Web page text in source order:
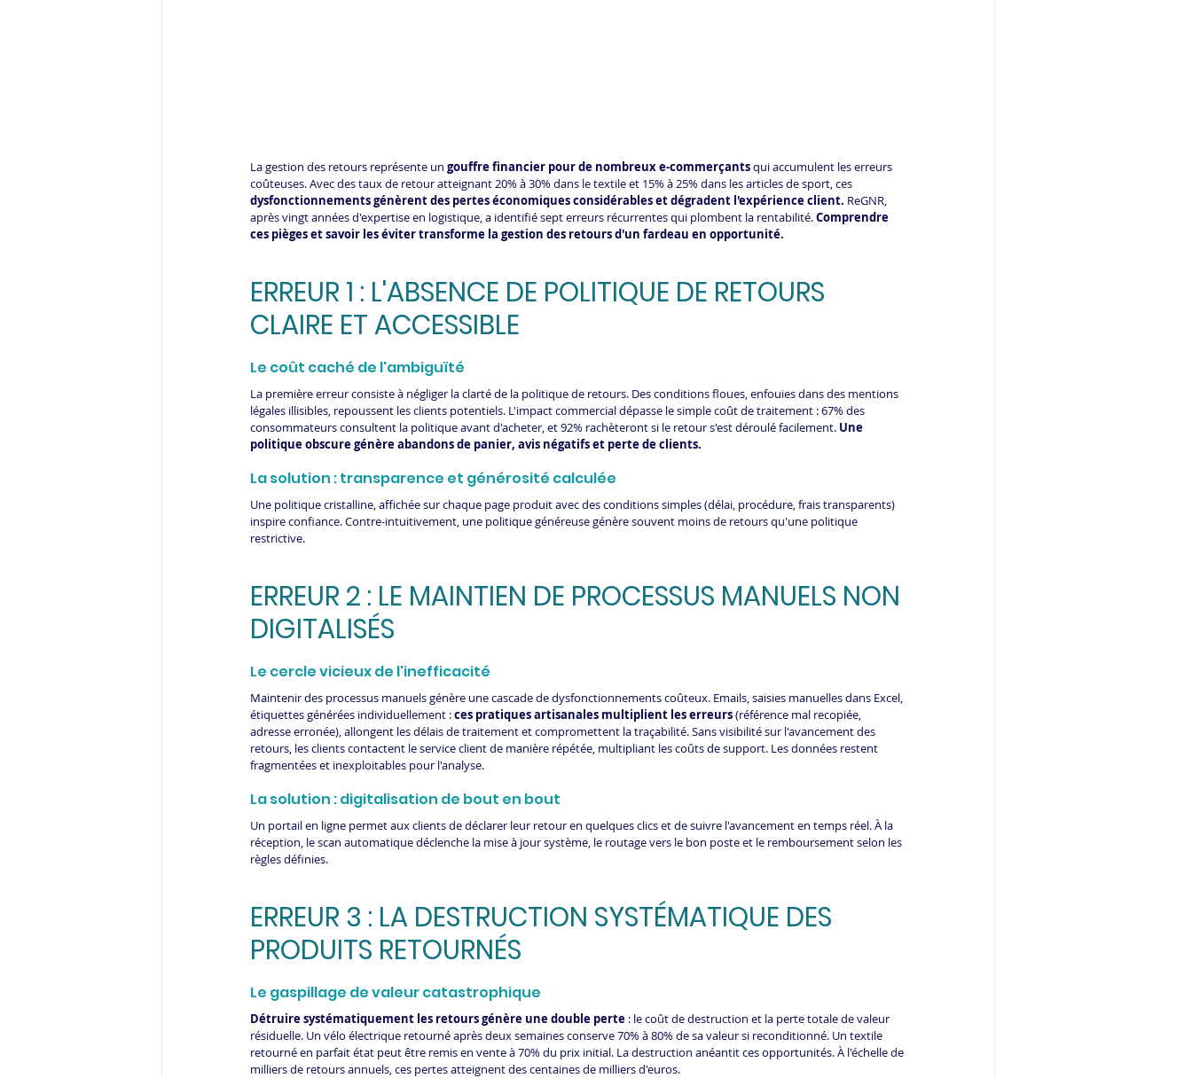
La gestion des retours représente un gouffre financier pour de nombreux e-commerçants qui accumulent les erreurs
coûteuses. Avec des taux de retour atteignant 20% à 30% dans le textile et 15% à 25% dans les articles de sport, ces
dysfonctionnements génèrent des pertes économiques considérables et dégradent l'expérience client. ReGNR,
après vingt années d'expertise en logistique, a identifié sept erreurs récurrentes qui plombent la rentabilité. Comprendre
ces pièges et savoir les éviter transforme la gestion des retours d'un fardeau en opportunité.
ERREUR 1 : L'ABSENCE DE POLITIQUE DE RETOURS
CLAIRE ET ACCESSIBLE
Le coût caché de l'ambiguïté
La première erreur consiste à négliger la clarté de la politique de retours. Des conditions floues, enfouies dans des mentions
légales illisibles, repoussent les clients potentiels. L'impact commercial dépasse le simple coût de traitement : 67% des
consommateurs consultent la politique avant d'acheter, et 92% rachèteront si le retour s'est déroulé facilement. Une
politique obscure génère abandons de panier, avis négatifs et perte de clients.
La solution : transparence et générosité calculée
Une politique cristalline, affichée sur chaque page produit avec des conditions simples (délai, procédure, frais transparents)
inspire confiance. Contre-intuitivement, une politique généreuse génère souvent moins de retours qu'une politique
restrictive.
ERREUR 2 : LE MAINTIEN DE PROCESSUS MANUELS NON
DIGITALISÉS
Le cercle vicieux de l'inefficacité
Maintenir des processus manuels génère une cascade de dysfonctionnements coûteux. Emails, saisies manuelles dans Excel,
étiquettes générées individuellement : ces pratiques artisanales multiplient les erreurs (référence mal recopiée,
adresse erronée), allongent les délais de traitement et compromettent la traçabilité. Sans visibilité sur l'avancement des
retours, les clients contactent le service client de manière répétée, multipliant les coûts de support. Les données restent
fragmentées et inexploitables pour l'analyse.
La solution : digitalisation de bout en bout
Un portail en ligne permet aux clients de déclarer leur retour en quelques clics et de suivre l'avancement en temps réel. À la
réception, le scan automatique déclenche la mise à jour système, le routage vers le bon poste et le remboursement selon les
règles définies.
ERREUR 3 : LA DESTRUCTION SYSTÉMATIQUE DES
PRODUITS RETOURNÉS
Le gaspillage de valeur catastrophique
Détruire systématiquement les retours génère une double perte : le coût de destruction et la perte totale de valeur
résiduelle. Un vélo électrique retourné après deux semaines conserve 70% à 80% de sa valeur si reconditionné. Un textile
retourné en parfait état peut être remis en vente à 70% du prix initial. La destruction anéantit ces opportunités. À l'échelle de
milliers de retours annuels, ces pertes atteignent des centaines de milliers d'euros.